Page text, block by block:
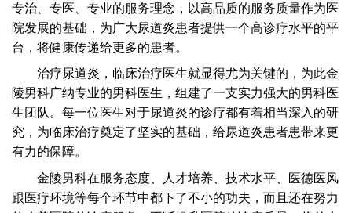
专治、专医、专业的服务理念，以高品质的服务质量作为医
院发展的基础，为广大尿道炎患者提供一个高诊疗水平的平
台，将健康传递给更多的患者。
治疗尿道炎，临床治疗医生就显得尤为关键的，为此金
陵男科广纳专业的男科医生，组建了一支实力强大的男科医
生团队。每一位医生对于尿道炎的诊疗都有着相当深入的研
究，为临床治疗奠定了坚实的基础，给尿道炎患者患带来更
有力的保障。
金陵男科在服务态度、人才培养、技术水平、医德医风
跟医疗环境等每个环节中都下了不小的功夫，而且还在努力